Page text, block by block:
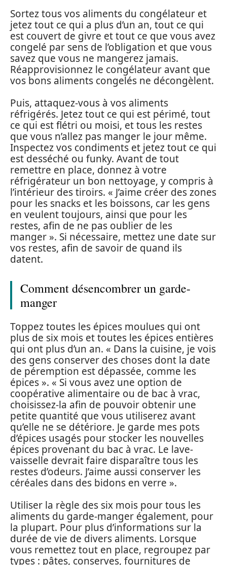
Sortez tous vos aliments du congélateur et
jetez tout ce qui a plus d’un an, tout ce qui
est couvert de givre et tout ce que vous avez
congelé par sens de l’obligation et que vous
savez que vous ne mangerez jamais.
Réapprovisionnez le congélateur avant que
vos bons aliments congelés ne décongèlent.
Puis, attaquez-vous à vos aliments
réfrigérés. Jetez tout ce qui est périmé, tout
ce qui est flétri ou moisi, et tous les restes
que vous n’allez pas manger le jour même.
Inspectez vos condiments et jetez tout ce qui
est desséché ou funky. Avant de tout
remettre en place, donnez à votre
réfrigérateur un bon nettoyage, y compris à
l’intérieur des tiroirs. « J’aime créer des zones
pour les snacks et les boissons, car les gens
en veulent toujours, ainsi que pour les
restes, afin de ne pas oublier de les
manger ». Si nécessaire, mettez une date sur
vos restes, afin de savoir de quand ils
datent.
Comment désencombrer un garde-
manger
Toppez toutes les épices moulues qui ont
plus de six mois et toutes les épices entières
qui ont plus d’un an. « Dans la cuisine, je vois
des gens conserver des choses dont la date
de péremption est dépassée, comme les
épices ». « Si vous avez une option de
coopérative alimentaire ou de bac à vrac,
choisissez-la afin de pouvoir obtenir une
petite quantité que vous utiliserez avant
qu’elle ne se détériore. Je garde mes pots
d’épices usagés pour stocker les nouvelles
épices provenant du bac à vrac. Le lave-
vaisselle devrait faire disparaître tous les
restes d’odeurs. J’aime aussi conserver les
céréales dans des bidons en verre ».
Utiliser la règle des six mois pour tous les
aliments du garde-manger également, pour
la plupart. Pour plus d’informations sur la
durée de vie de divers aliments. Lorsque
vous remettez tout en place, regroupez par
types : pâtes, conserves, fournitures de